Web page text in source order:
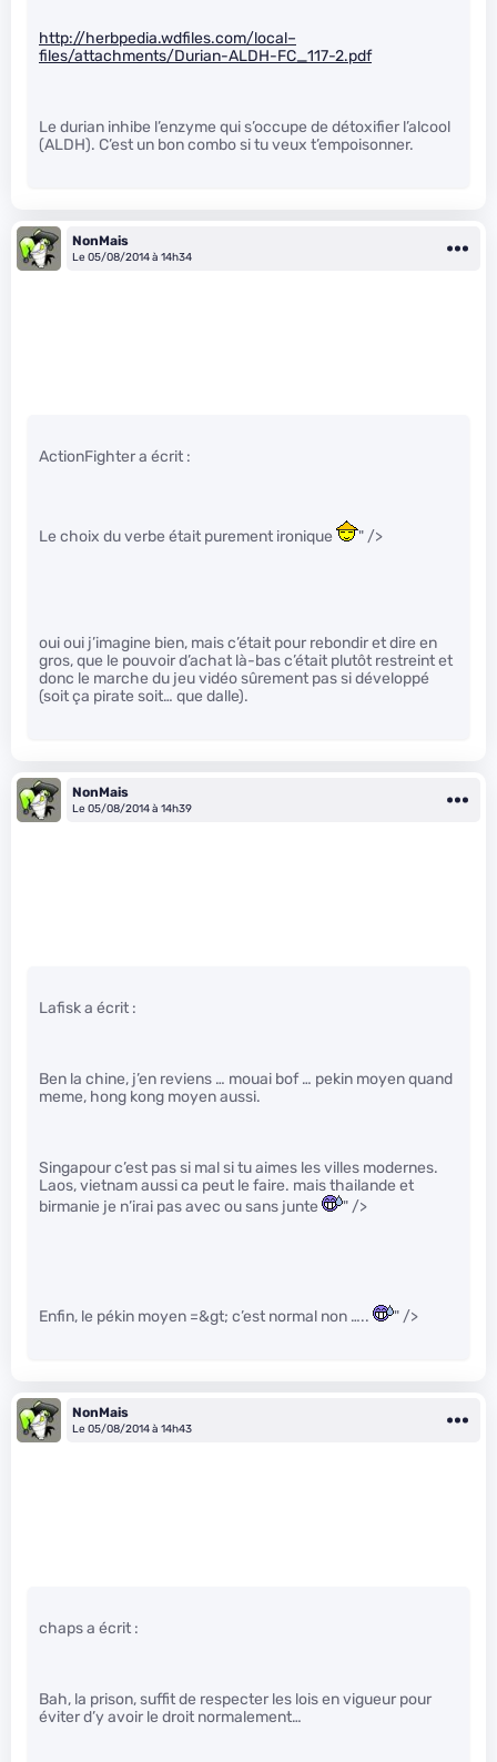
http://herbpedia.wdfiles.com/local–
files/attachments/Durian-ALDH-FC_117-2.pdf
Le durian inhibe l’enzyme qui s’occupe de détoxifier l’alcool
(ALDH). C’est un bon combo si tu veux t’empoisonner.
NonMais
Le 05/08/2014 à 14h34
ActionFighter a écrit :
Le choix du verbe était purement ironique " />
oui oui j’imagine bien, mais c’était pour rebondir et dire en
gros, que le pouvoir d’achat là-bas c’était plutôt restreint et
donc le marche du jeu vidéo sûrement pas si développé
(soit ça pirate soit… que dalle).
NonMais
Le 05/08/2014 à 14h39
Lafisk a écrit :
Ben la chine, j’en reviens … mouai bof … pekin moyen quand
meme, hong kong moyen aussi.
Singapour c’est pas si mal si tu aimes les villes modernes.
Laos, vietnam aussi ca peut le faire. mais thailande et
birmanie je n’irai pas avec ou sans junte
" />
Enfin, le pékin moyen =&gt; c’est normal non ….. " />
NonMais
Le 05/08/2014 à 14h43
chaps a écrit :
Bah, la prison, suffit de respecter les lois en vigueur pour
éviter d’y avoir le droit normalement…